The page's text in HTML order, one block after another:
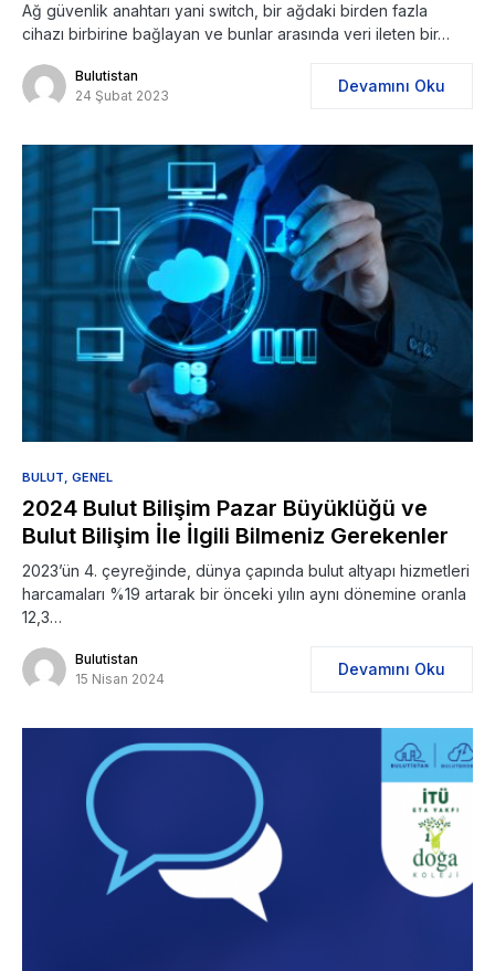
Ağ güvenlik anahtarı yani switch, bir ağdaki birden fazla
cihazı birbirine bağlayan ve bunlar arasında veri ileten bir…
Bulutistan
24 Şubat 2023
Devamını Oku
BULUT GENEL
2024 Bulut Bilişim Pazar Büyüklüğü ve
Bulut Bilişim İle İlgili Bilmeniz Gerekenler
2023’ün 4. çeyreğinde, dünya çapında bulut altyapı hizmetleri
harcamaları %19 artarak bir önceki yılın aynı dönemine oranla
12,3…
Bulutistan
15 Nisan 2024
Devamını Oku